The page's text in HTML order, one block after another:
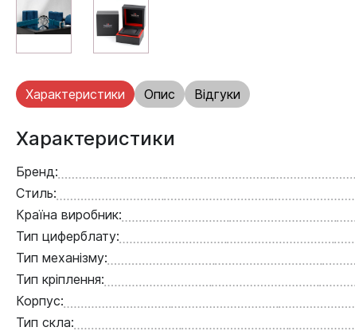
Характеристики Опис Відгуки
Характеристики
Бренд:
Стиль:
Країна виробник:
Тип циферблату:
Тип механізму:
Тип кріплення:
Корпус:
Тип скла: